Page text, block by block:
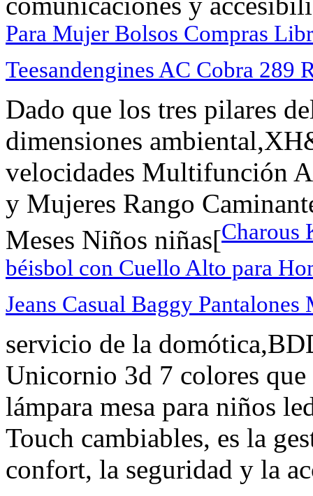
Para Mujer Bolsos Compras
Teesandengines AC Cobra 289
Dado que los tres pilares
dimensiones
velocidades Multifunción
y Mujeres Rango
Meses Niños niñas[Charous
béisbol con Cuello Alto para
Jeans Casual Baggy
servicio de la
Unicornio 3d 7 colores
lámpara mesa para niños
Touch cambiables, es la
confort, la seguridad y la